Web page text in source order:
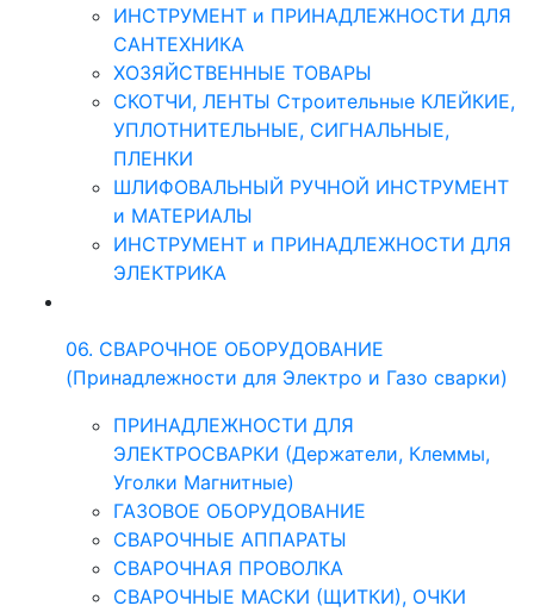
ИНСТРУМЕНТ и ПРИНАДЛЕЖНОСТИ ДЛЯ
САНТЕХНИКА
ХОЗЯЙСТВЕННЫЕ ТОВАРЫ
СКОТЧИ, ЛЕНТЫ Строительные КЛЕЙКИЕ,
УПЛОТНИТЕЛЬНЫЕ, СИГНАЛЬНЫЕ,
ПЛЕНКИ
ШЛИФОВАЛЬНЫЙ РУЧНОЙ ИНСТРУМЕНТ
и МАТЕРИАЛЫ
ИНСТРУМЕНТ и ПРИНАДЛЕЖНОСТИ ДЛЯ
ЭЛЕКТРИКА
06. СВАРОЧНОЕ ОБОРУДОВАНИЕ
(Принадлежности для Электро и Газо сварки)
ПРИНАДЛЕЖНОСТИ ДЛЯ
ЭЛЕКТРОСВАРКИ (Держатели, Клеммы,
Уголки Магнитные)
ГАЗОВОЕ ОБОРУДОВАНИЕ
СВАРОЧНЫЕ АППАРАТЫ
СВАРОЧНАЯ ПРОВОЛКА
СВАРОЧНЫЕ МАСКИ (ЩИТКИ), ОЧКИ